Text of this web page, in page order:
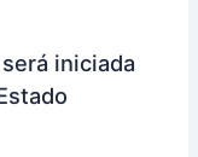
iniciada